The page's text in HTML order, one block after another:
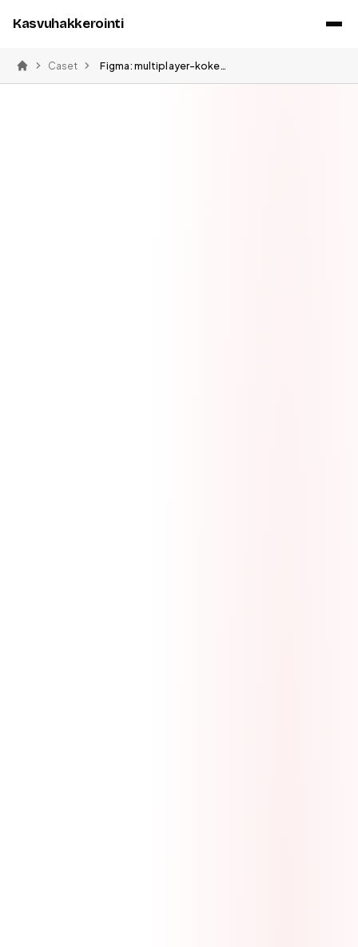
Kasvuhakkerointi
Etusivu
Caset Figma: multiplayer-kokemus ja verkostovaikutukset